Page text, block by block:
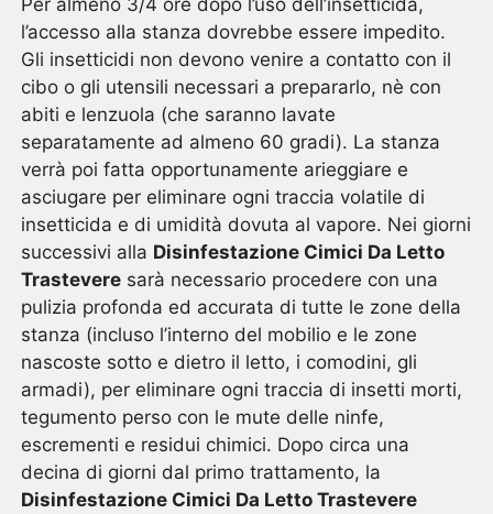
l’accesso alla stanza dovrebbe essere impedito.
Gli insetticidi non devono venire a contatto con il
cibo o gli utensili necessari a prepararlo, nè con
abiti e lenzuola (che saranno lavate
separatamente ad almeno 60 gradi). La stanza
verrà poi fatta opportunamente arieggiare e
asciugare per eliminare ogni traccia volatile di
insetticida e di umidità dovuta al vapore. Nei giorni
successivi alla Disinfestazione Cimici Da Letto
Trastevere sarà necessario procedere con una
pulizia profonda ed accurata di tutte le zone della
stanza (incluso l’interno del mobilio e le zone
nascoste sotto e dietro il letto, i comodini, gli
armadi), per eliminare ogni traccia di insetti morti,
tegumento perso con le mute delle ninfe,
escrementi e residui chimici. Dopo circa una
decina di giorni dal primo trattamento, la
Disinfestazione Cimici Da Letto Trastevere